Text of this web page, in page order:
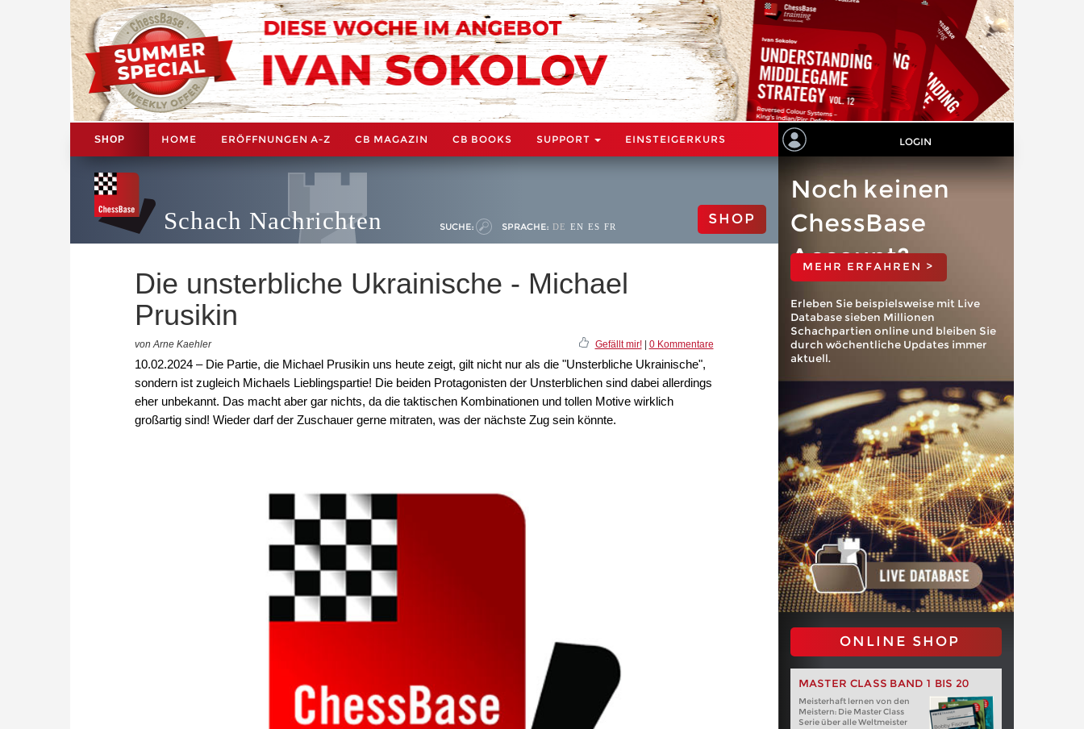
SHOP HOME ERÖFFNUNGEN A-Z CB MAGAZIN CB BOOKS SUPPORT EINSTEIGERKURS LOGIN
Schach Nachrichten SUCHE: SPRACHE: DE EN ES FR SHOP
Die unsterbliche Ukrainische - Michael
Prusikin
von Arne Kaehler Gefällt mir!| 0 Kommentare
10.02.2024 – Die Partie, die Michael Prusikin uns heute zeigt, gilt nicht nur als die "Unsterbliche Ukrainische",
sondern ist zugleich Michaels Lieblingspartie! Die beiden Protagonisten der Unsterblichen sind dabei allerdings
eher unbekannt. Das macht aber gar nichts, da die taktischen Kombinationen und tollen Motive wirklich
großartig sind! Wieder darf der Zuschauer gerne mitraten, was der nächste Zug sein könnte.
Noch keinen
ChessBase
Account?
MEHR ERFAHREN >
Erleben Sie beispielsweise mit Live
Database sieben Millionen
Schachpartien online und bleiben Sie
durch wöchentliche Updates immer
aktuell.
ONLINE SHOP
MASTER CLASS BAND 1 BIS 20
Meisterhaft lernen von den
Meistern: Die Master Class
Serie über alle Weltmeister